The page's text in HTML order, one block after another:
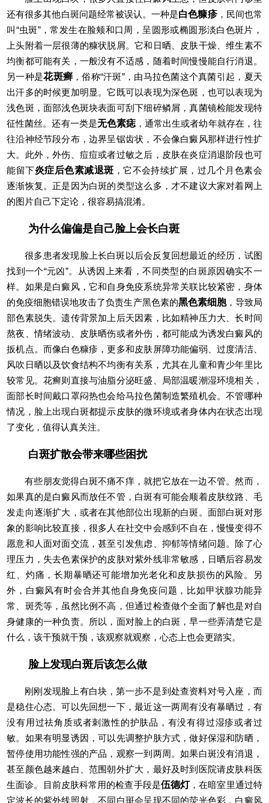
还有很多其他白斑问题经常被误认。一种是白色糠疹，民间也常
叫“虫斑”，常发生在脸颊和口周，呈圆形或椭圆形淡白色斑片，
上头附着一层很薄的糠状脱屑。它和日晒、皮肤干燥、维生素不
均衡都可能有关，一般没有不适感，随着时间慢慢能自行消退。
另一种是花斑癣 ，俗称“汗斑”，由马拉色菌这个真菌引起，夏天
出汗多的时候更加明显。它既可以表现为深色斑，也可以表现为
浅色斑，面部浅色斑块表面可刮下细碎鳞屑，真菌镜检能发现特
征性菌丝。还有一类是无色素痣 ，通常出生或者幼年就存在，往
往沿神经节段分布，边界呈锯齿状，不会像白癜风那样进行性扩
大。此外，外伤、痘痘或者过敏之后，皮肤在炎症消退阶段也可
能留下炎症后色素减退斑 ，它不会持续扩展，过几个月色素会
逐渐恢复。正是因为白斑的类型这么多，才不建议大家对着网上
的图片自己下定论，很容易搞混淆。
为什么偏偏是自己脸上会长白斑
很多患者发现脸上长白斑以后会反复回想最近的经历，试图
找到一个“元凶”。从诱因上来看，不同类型的白斑原因确实不一
样。如果是白癜风，它和自身免疫系统异常关联比较紧密，身体
的免疫细胞错误地攻击了负责生产黑色素的黑色素细胞，导致局
部色素脱失。遗传背景加上后天因素，比如精神压力大、长时间
熬夜、情绪波动、皮肤晒伤或者外伤，都可能成为诱发白癜风的
扳机点。而像白色糠疹，更多和皮肤屏障功能偏弱、过度清洁、
风吹日晒以及饮食结构不均衡有关系，尤其在儿童和青少年里比
较常见。花癣则直接与油脂分泌旺盛、局部温暖潮湿环境相关，
面部长时间戴口罩闷热也会给马拉色菌制造繁殖机会。不管哪种
情况，脸上出现白斑都提示皮肤的微环境或者身体内在状态出现
了变化，值得认真关注。
白斑扩散会带来哪些困扰
有些朋友觉得白斑不痛不痒，就把它放在一边不管。然而，
如果真的是白癜风而放任不管，白斑有可能会顺着皮肤纹路、毛
发走向逐渐扩大，或者在其他部位出现新的白斑。面部白斑对形
象的影响比较直接，很多人在社交中会感到不自在，慢慢变得不
愿意和人面对面交流，甚至引发焦虑、抑郁等情绪问题。除了心
理压力，失去色素保护的皮肤对紫外线非常敏感，日晒后容易发
红、灼痛，长期暴晒还可能增加光老化和皮肤损伤的风险。另
外，白癜风有时会合并其他自身免疫问题，比如甲状腺功能异
常、斑秃等，虽然比例不高，但通过检查做个全面了解也是对自
身健康的一种负责。所以，面对脸上的白斑，早一些弄清楚它是
什么，该干预就干预，该观察就观察，心态上也会更踏实。
脸上发现白斑后该怎么做
刚刚发现脸上有白块，第一步不是到处查资料对号入座，而
是稳住心态。可以先回想一下，最近这一两周有没有暴晒过，有
没有用过祛角质或者刺激性的护肤品，有没有得过湿疹或者过
敏。如果有明显诱因，可以先调整护肤方式，做好保湿和防晒，
暂停使用功能性强的产品，观察一到两周。如果白斑没有消退，
甚至颜色越来越白、范围朝外扩大，最好及时到医院请皮肤科医
生面诊。目前皮肤科常用的检查手段是伍德灯，在暗室里通过特
定波长的紫外线照射，不同白斑会呈现不同的荧光色彩，白癜风